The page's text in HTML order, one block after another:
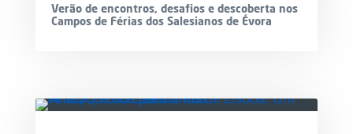
Verão de encontros, desafios e descoberta nos
Campos de Férias dos Salesianos de Évora